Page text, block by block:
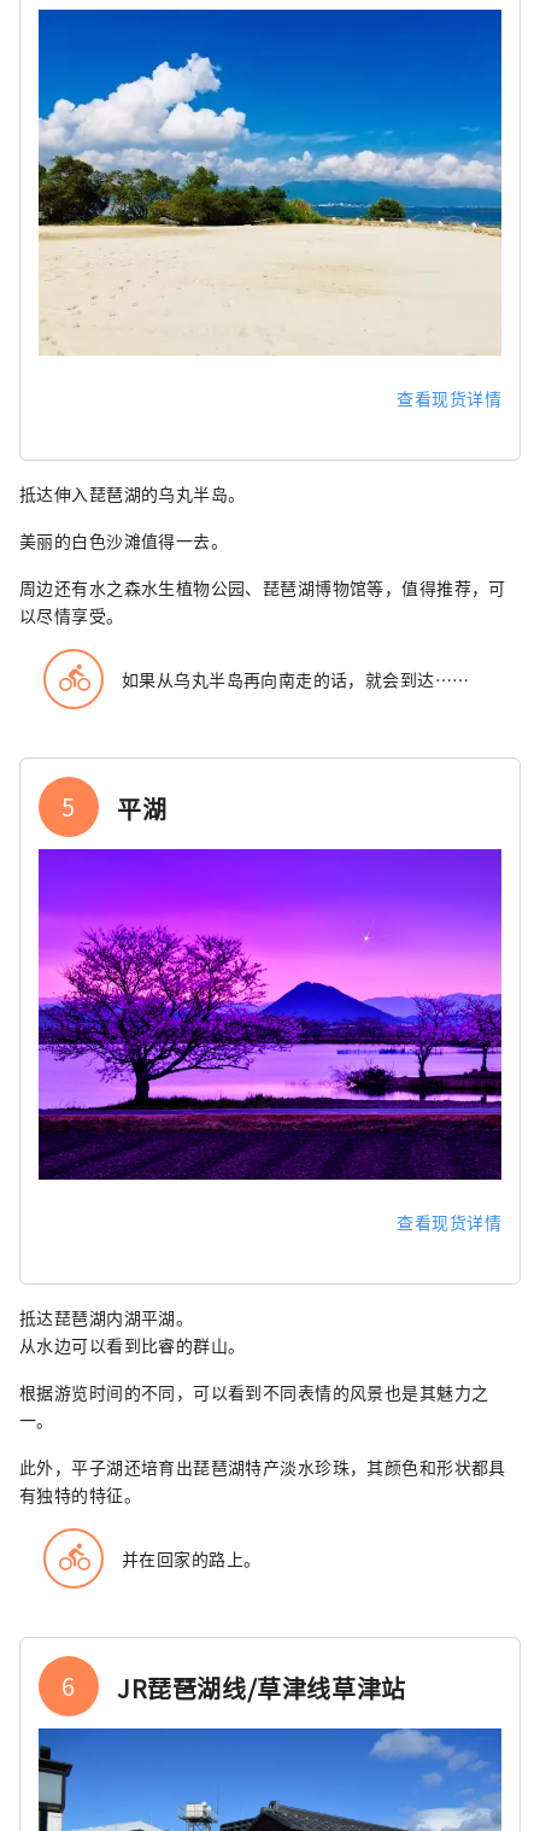
查看现货详情
抵达伸入琵琶湖的乌丸半岛。
美丽的白色沙滩值得一去。
周边还有水之森水生植物公园、琵琶湖博物馆等，值得推荐，可
以尽情享受。
directions_bike 如果从乌丸半岛再向南走的话，就会到达……
5 平湖
查看现货详情
抵达琵琶湖内湖平湖。
从水边可以看到比睿的群山。
根据游览时间的不同，可以看到不同表情的风景也是其魅力之
一。
此外，平子湖还培育出琵琶湖特产淡水珍珠，其颜色和形状都具
有独特的特征。
directions_bike 并在回家的路上。
6 JR琵琶湖线/草津线草津站